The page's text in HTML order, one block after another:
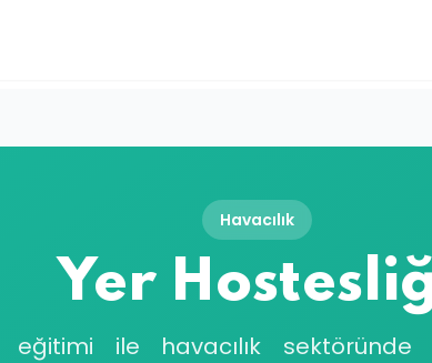
Havacılık
Yer
eğitimi ile havacılık